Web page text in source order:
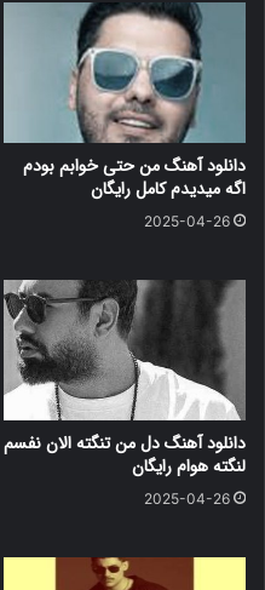
دانلود آهنگ من حتی خوابم بودم
اگه میدیدم کامل رایگان
2025-04-26
دانلود آهنگ دل من تنگته الان نفسم
لنگته هوام رایگان
2025-04-26